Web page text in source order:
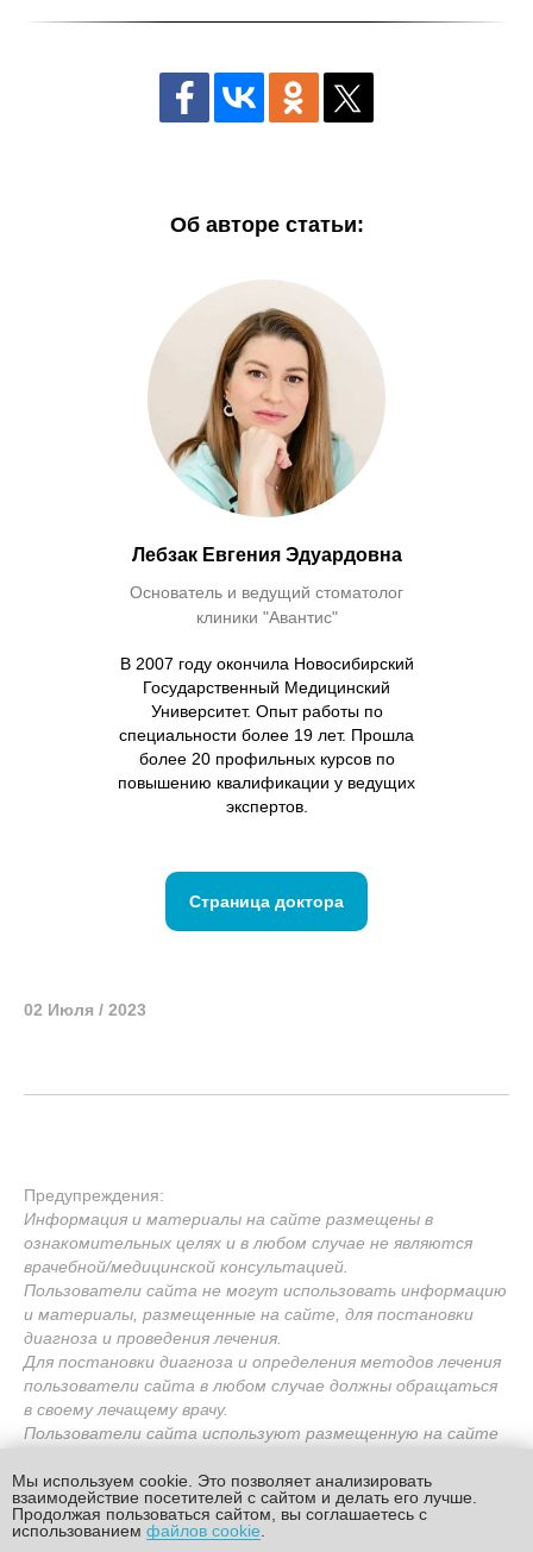
Об авторе статьи:
Лебзак Евгения Эдуардовна
Основатель и ведущий стоматолог
клиники "Авантис"
В 2007 году окончила Новосибирский
Государственный Медицинский
Университет. Опыт работы по
специальности более 19 лет. Прошла
более 20 профильных курсов по
повышению квалификации у ведущих
экспертов.
Страница доктора
02 Июля / 2023
Предупреждения:
Информация и материалы на сайте размещены в
ознакомительных целях и в любом случае не являются
врачебной/медицинской консультацией.
Пользователи сайта не могут использовать информацию
и материалы, размещенные на сайте, для постановки
диагноза и проведения лечения.
Для постановки диагноза и определения методов лечения
пользователи сайта в любом случае должны обращаться
в своему лечащему врачу.
Пользователи сайта используют размещенную на сайте
свой страх и риск.
Администрация сайта и ООО «Авантис» не несут
ответственность за использование пользователями
Мы используем cookie. Это позволяет анализировать
взаимодействие посетителей с сайтом и делать его лучше.
Продолжая пользоваться сайтом, вы соглашаетесь с
использованием файлов cookie.